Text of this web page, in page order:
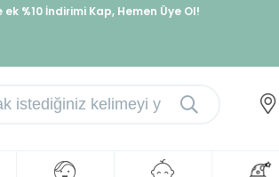
%10 İndirimi Kap, Hemen Üye Ol!